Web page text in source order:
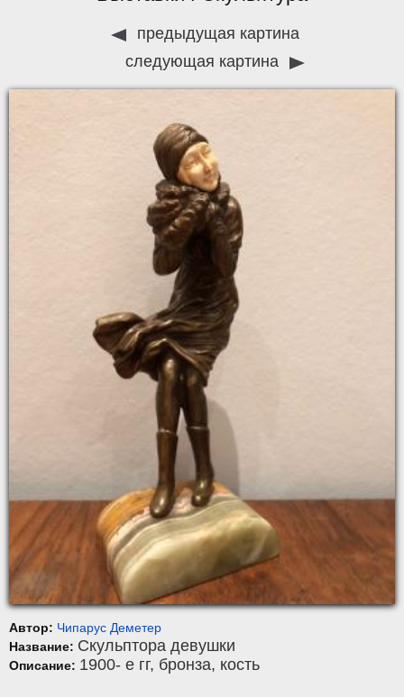
предыдущая картина
следующая картина
Автор: Чипарус Деметер
Название: Скульптора девушки
Описание: 1900- е гг, бронза, кость